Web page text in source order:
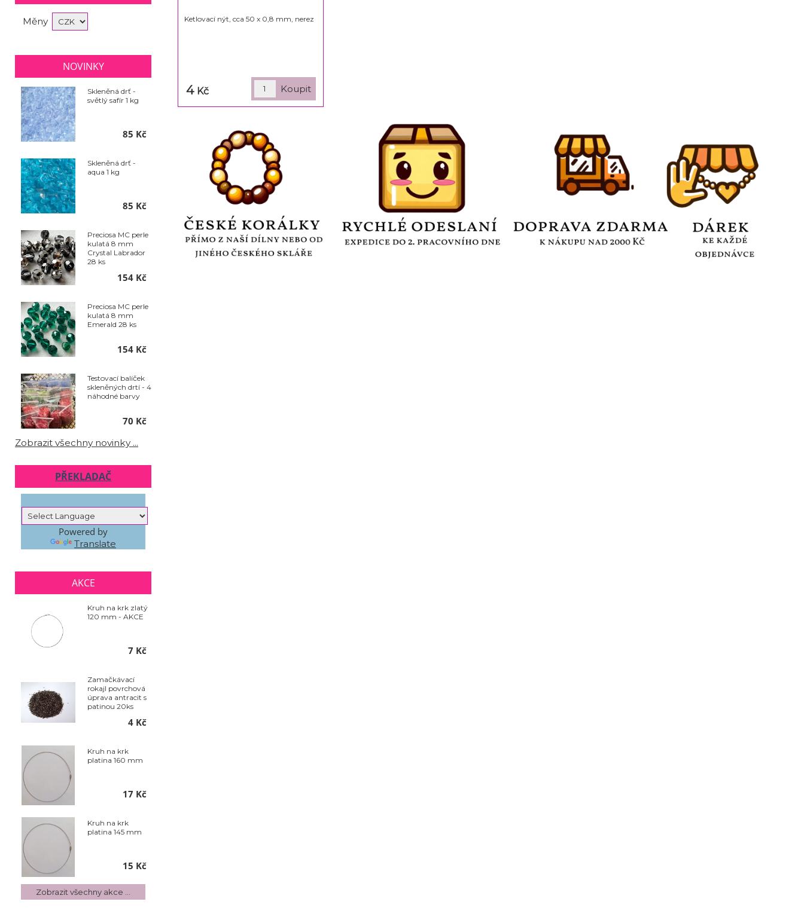
Ketlovací nýt, cca 50 x 0,8 mm, nerez
4 Kč
Měny
NOVINKY
Skleněná drť -
světlý safír 1 kg
85 Kč
Skleněná drť -
aqua 1 kg
85 Kč
Preciosa MC perle
kulatá 8 mm
Crystal Labrador
28 ks
154 Kč
Preciosa MC perle
kulatá 8 mm
Emerald 28 ks
154 Kč
Testovací balíček
skleněných drtí - 4
náhodné barvy
70 Kč
Zobrazit všechny novinky ...
PŘEKLADAČ
Powered by
Translate
AKCE
Kruh na krk zlatý
120 mm - AKCE
7 Kč
Zamačkávací
rokajl povrchová
úprava antracit s
patinou 20ks
4 Kč
Kruh na krk
platina 160 mm
17 Kč
Kruh na krk
platina 145 mm
15 Kč
Zobrazit všechny akce ...